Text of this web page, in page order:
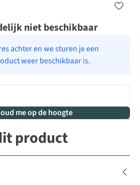
niet beschikbaar
achter en we sturen je een
weer beschikbaar is.
me op de hoogte
product